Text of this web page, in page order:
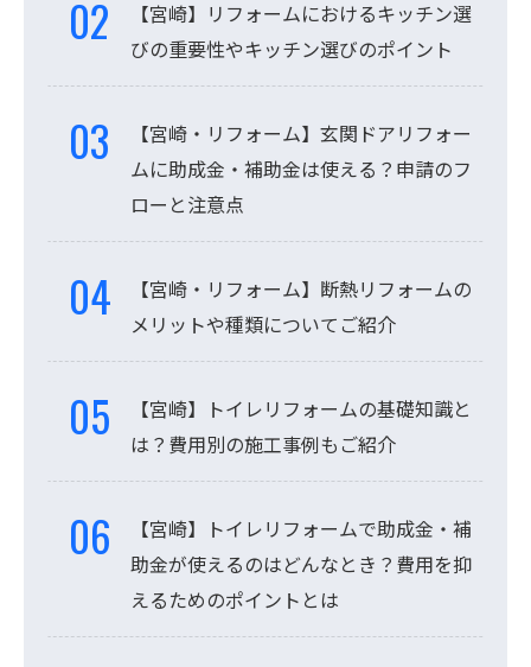
【宮崎】リフォームにおけるキッチン選
びの重要性やキッチン選びのポイント
【宮崎・リフォーム】玄関ドアリフォー
ムに助成金・補助金は使える？申請のフ
ローと注意点
【宮崎・リフォーム】断熱リフォームの
メリットや種類についてご紹介
【宮崎】トイレリフォームの基礎知識と
は？費用別の施工事例もご紹介
【宮崎】トイレリフォームで助成金・補
助金が使えるのはどんなとき？費用を抑
えるためのポイントとは